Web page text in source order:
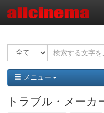
メニュー
トラブル・メー